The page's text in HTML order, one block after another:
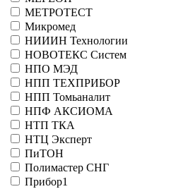
МЕТРОТЕСТ
Микромед
НИИИН Технологии
НОВОТЕКС Систем
НПО МЭД
НПП ТЕХПРИБОР
НПП Томьаналит
НПФ АКСИОМА
НТП ТКА
НТЦ Эксперт
ПиТОН
Полимастер СНГ
Прибор1